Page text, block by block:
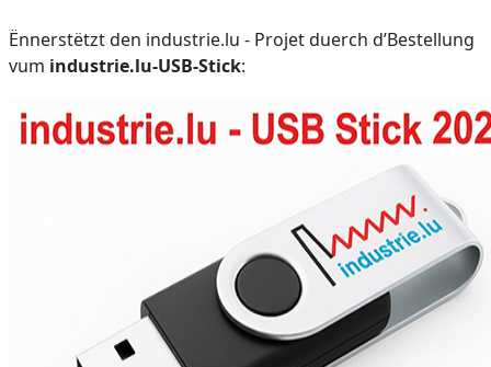
Ënnerstëtzt den industrie.lu - Projet duerch d’Bestellung
vum industrie.lu-USB-Stick: